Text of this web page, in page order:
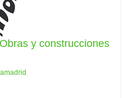
y construcciones